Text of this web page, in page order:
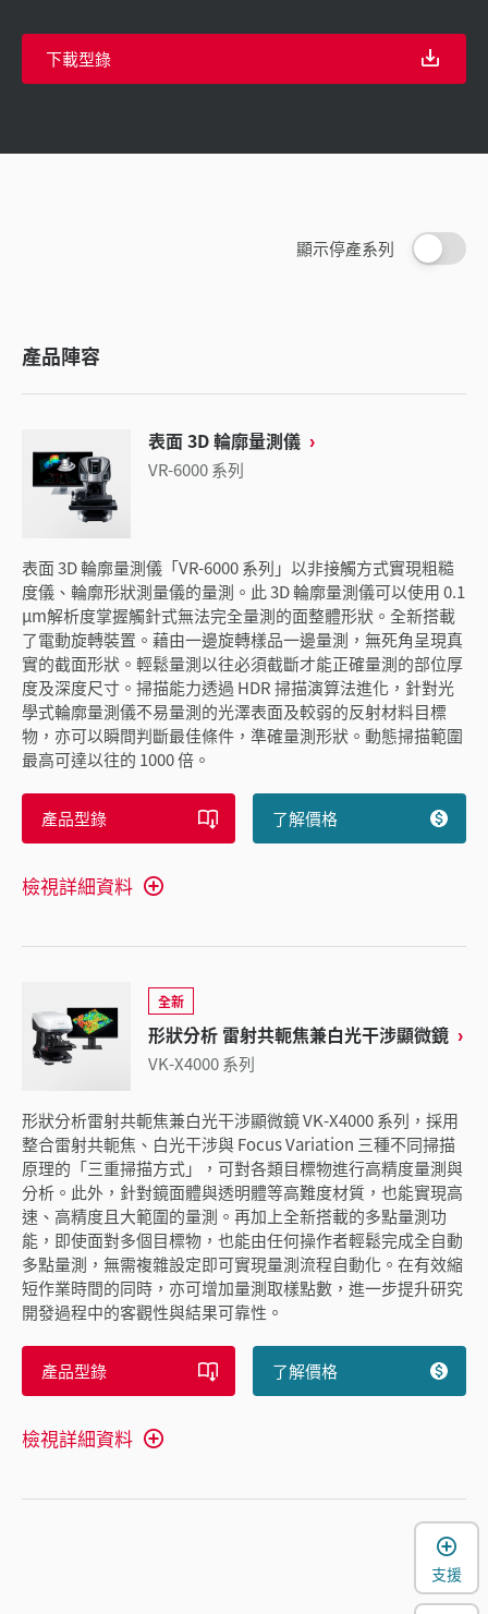
下載型錄
顯示停產系列
產品陣容
表面 3D 輪廓量測儀
VR-6000 系列
表面 3D 輪廓量測儀「VR-6000 系列」以非接觸方式實現粗糙
度儀、輪廓形狀測量儀的量測。此 3D 輪廓量測儀可以使用 0.1
µm解析度掌握觸針式無法完全量測的面整體形狀。全新搭載
了電動旋轉裝置。藉由一邊旋轉樣品一邊量測，無死角呈現真
實的截面形狀。輕鬆量測以往必須截斷才能正確量測的部位厚
度及深度尺寸。掃描能力透過 HDR 掃描演算法進化，針對光
學式輪廓量測儀不易量測的光澤表面及較弱的反射材料目標
物，亦可以瞬間判斷最佳條件，準確量測形狀。動態掃描範圍
最高可達以往的 1000 倍。
產品型錄 了解價格
檢視詳細資料
全新
形狀分析 雷射共軛焦兼白光干涉顯微鏡
VK-X4000 系列
形狀分析雷射共軛焦兼白光干涉顯微鏡 VK-X4000 系列，採用
整合雷射共軛焦、白光干涉與 Focus Variation 三種不同掃描
原理的「三重掃描方式」，可對各類目標物進行高精度量測與
分析。此外，針對鏡面體與透明體等高難度材質，也能實現高
速、高精度且大範圍的量測。再加上全新搭載的多點量測功
能，即使面對多個目標物，也能由任何操作者輕鬆完成全自動
多點量測，無需複雜設定即可實現量測流程自動化。在有效縮
短作業時間的同時，亦可增加量測取樣點數，進一步提升研究
開發過程中的客觀性與結果可靠性。
產品型錄 了解價格
檢視詳細資料
支援